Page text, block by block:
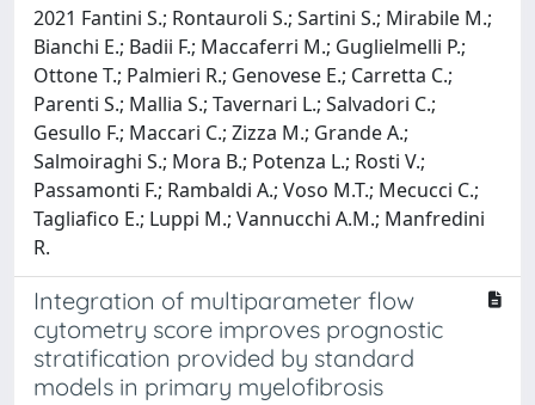
2021 Fantini S.; Rontauroli S.; Sartini S.; Mirabile M.;
Bianchi E.; Badii F.; Maccaferri M.; Guglielmelli P.;
Ottone T.; Palmieri R.; Genovese E.; Carretta C.;
Parenti S.; Mallia S.; Tavernari L.; Salvadori C.;
Gesullo F.; Maccari C.; Zizza M.; Grande A.;
Salmoiraghi S.; Mora B.; Potenza L.; Rosti V.;
Passamonti F.; Rambaldi A.; Voso M.T.; Mecucci C.;
Tagliafico E.; Luppi M.; Vannucchi A.M.; Manfredini
R.
Integration of multiparameter flow
cytometry score improves prognostic
stratification provided by standard
models in primary myelofibrosis